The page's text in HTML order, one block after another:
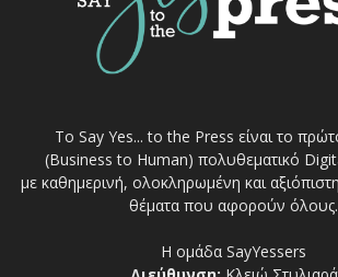
Το Say Yes... to the Press είναι το
(Business to Human) πολυθεματικό
με καθημερινή, ολοκληρωμένη και
θέματα που αφορούν όλους.
Η ομάδα SayYessers